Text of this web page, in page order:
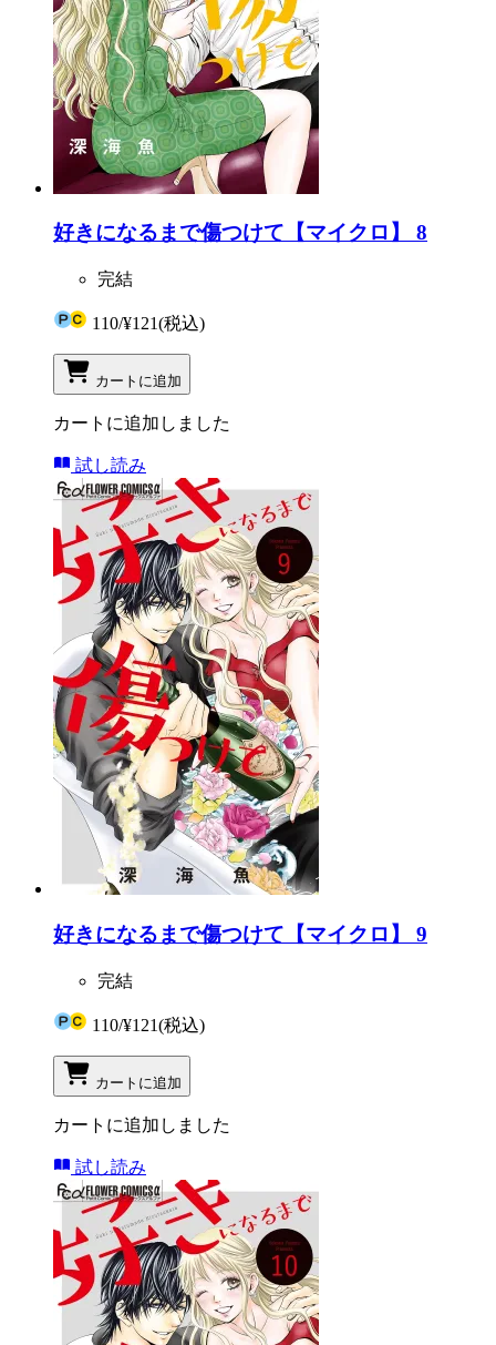
好きになるまで傷つけて【マイクロ】 8
完結
110/¥121(税込)
カートに追加
カートに追加しました
試し読み
好きになるまで傷つけて【マイクロ】 9
完結
110/¥121(税込)
カートに追加
カートに追加しました
試し読み